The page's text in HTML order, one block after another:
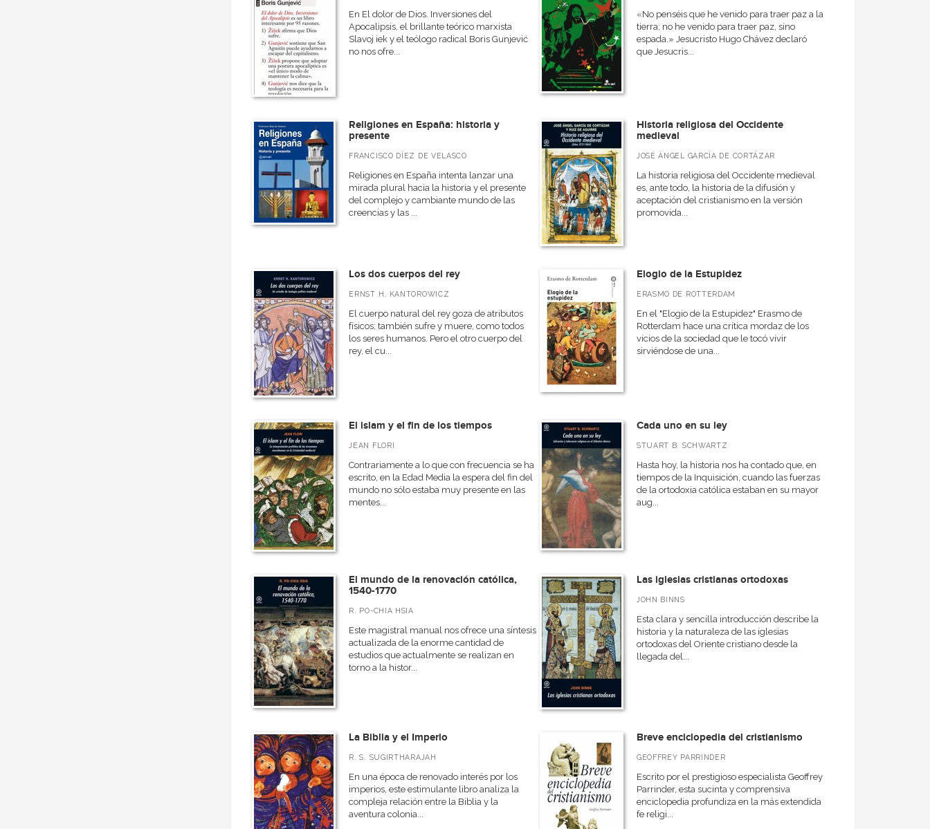
En El dolor de Dios. Inversiones del
Apocalipsis, el brillante teórico marxista
Slavoj iek y el teólogo radical Boris Gunjević
no nos ofre...
«No penséis que he venido para traer paz a la
tierra; no he venido para traer paz, sino
espada.» Jesucristo Hugo Chávez declaró
que Jesucris...
Religiones en España: historia y
presente
FRANCISCO DÍEZ DE VELASCO
Religiones en España intenta lanzar una
mirada plural hacia la historia y el presente
del complejo y cambiante mundo de las
creencias y las ...
Historia religiosa del Occidente
medieval
JOSÉ ÁNGEL GARCÍA DE CORTÁZAR
La historia religiosa del Occidente medieval
es, ante todo, la historia de la difusión y
aceptación del cristianismo en la versión
promovida...
Los dos cuerpos del rey
ERNST H. KANTOROWICZ
El cuerpo natural del rey goza de atributos
físicos; también sufre y muere, como todos
los seres humanos. Pero el otro cuerpo del
rey, el cu...
Elogio de la Estupidez
ERASMO DE ROTTERDAM
En el "Elogio de la Estupidez" Erasmo de
Rotterdam hace una crítica mordaz de los
vicios de la sociedad que le tocó vivir
sirviéndose de una...
El islam y el fin de los tiempos
JEAN FLORI
Contrariamente a lo que con frecuencia se ha
escrito, en la Edad Media la espera del fin del
mundo no sólo estaba muy presente en las
mentes...
Cada uno en su ley
STUART B. SCHWARTZ
Hasta hoy, la historia nos ha contado que, en
tiempos de la Inquisición, cuando las fuerzas
de la ortodoxia católica estaban en su mayor
aug...
El mundo de la renovación católica,
1540-1770
R. PO-CHIA HSIA
Este magistral manual nos ofrece una síntesis
actualizada de la enorme cantidad de
estudios que actualmente se realizan en
torno a la histor...
Las iglesias cristianas ortodoxas
JOHN BINNS
Esta clara y sencilla introducción describe la
historia y la naturaleza de las iglesias
ortodoxas del Oriente cristiano desde la
llegada del...
La Biblia y el Imperio
R. S. SUGIRTHARAJAH
En una época de renovado interés por los
imperios, este estimulante libro analiza la
compleja relación entre la Biblia y la
aventura colonia...
Breve enciclopedia del cristianismo
GEOFFREY PARRINDER
Escrito por el prestigioso especialista Geoffrey
Parrinder, esta sucinta y comprensiva
enciclopedia profundiza en la más extendida
fe religi...